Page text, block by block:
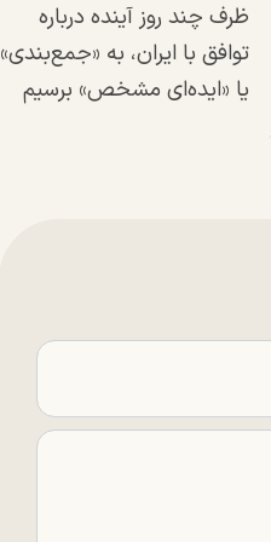
ظرف چند روز آینده درباره
توافق با ایران، به «جمع‌بندی»
یا «ایده‌ای مشخص» برسیم